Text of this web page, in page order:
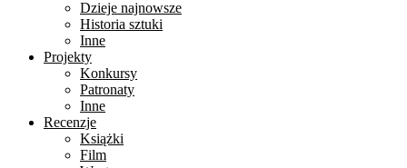
Dzieje najnowsze
Historia sztuki
Inne
Projekty
Konkursy
Patronaty
Inne
Recenzje
Książki
Film